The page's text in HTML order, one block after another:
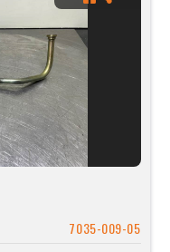
7035-009-05